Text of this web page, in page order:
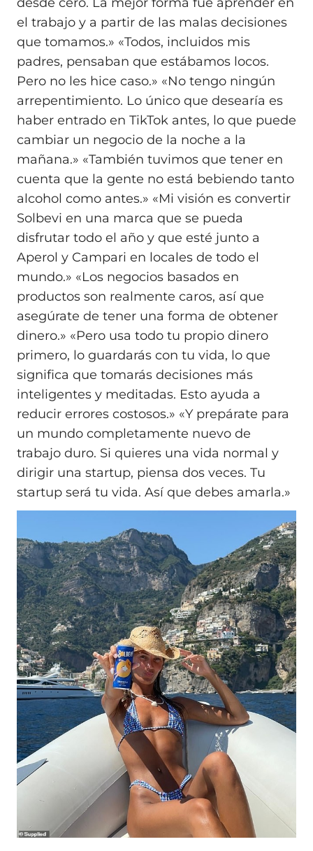
el trabajo y a partir de las malas decisiones
que tomamos.» «Todos, incluidos mis
padres, pensaban que estábamos locos.
Pero no les hice caso.» «No tengo ningún
arrepentimiento. Lo único que desearía es
haber entrado en TikTok antes, lo que puede
cambiar un negocio de la noche a la
mañana.» «También tuvimos que tener en
cuenta que la gente no está bebiendo tanto
alcohol como antes.» «Mi visión es convertir
Solbevi en una marca que se pueda
disfrutar todo el año y que esté junto a
Aperol y Campari en locales de todo el
mundo.» «Los negocios basados en
productos son realmente caros, así que
asegúrate de tener una forma de obtener
dinero.» «Pero usa todo tu propio dinero
primero, lo guardarás con tu vida, lo que
significa que tomarás decisiones más
inteligentes y meditadas. Esto ayuda a
reducir errores costosos.» «Y prepárate para
un mundo completamente nuevo de
trabajo duro. Si quieres una vida normal y
dirigir una startup, piensa dos veces. Tu
startup será tu vida. Así que debes amarla.»